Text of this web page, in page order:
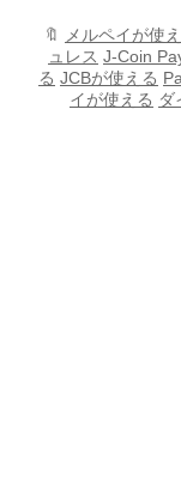
メルペイが使
ュレス J-Coin
る JCBが使える
イが使える ダ